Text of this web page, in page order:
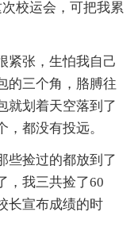
校运会，可把我累
紧张，生怕我自己
的三个角，胳膊往
就划着天空落到了
都没有投远。
些捡过的都放到了
，我三共捡了60
长宣布成绩的时